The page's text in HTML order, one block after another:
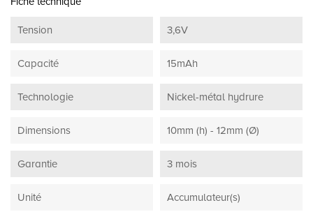
Tension 3,6V
Capacité 15mAh
Technologie Nickel-métal hydrure
Dimensions 10mm (h) - 12mm (Ø)
Garantie 3 mois
Unité Accumulateur(s)